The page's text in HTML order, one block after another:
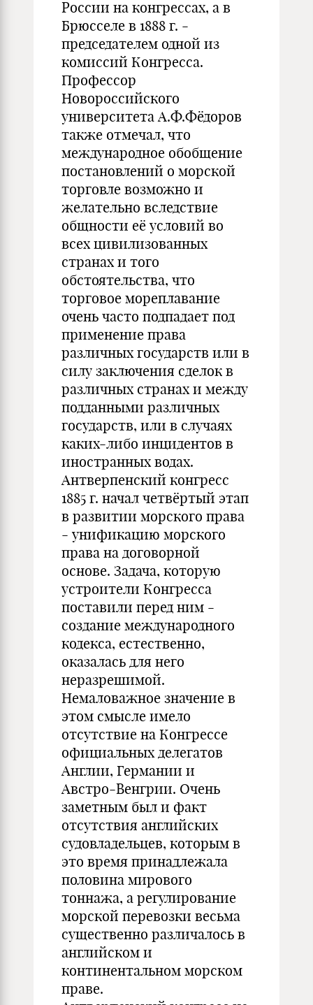
России на конгрессах, а в
Брюсселе в 1888 г. -
председателем одной из
комиссий Конгресса.
Профессор
Новороссийского
университета А.Ф.Фёдоров
также отмечал, что
международное обобщение
постановлений о морской
торговле возможно и
желательно вследствие
общности её условий во
всех цивилизованных
странах и того
обстоятельства, что
торговое мореплавание
очень часто подпадает под
применение права
различных государств или в
силу заключения сделок в
различных странах и между
подданными различных
государств, или в случаях
каких-либо инцидентов в
иностранных водах.
Антверпенский конгресс
1885 г. начал четвёртый этап
в развитии морского права
- унификацию морского
права на договорной
основе. Задача, которую
устроители Конгресса
поставили перед ним -
создание международного
кодекса, естественно,
оказалась для него
неразрешимой.
Немаловажное значение в
этом смысле имело
отсутствие на Конгрессе
официальных делегатов
Англии, Германии и
Австро-Венгрии. Очень
заметным был и факт
отсутствия английских
судовладельцев, которым в
это время принадлежала
половина мирового
тоннажа, а регулирование
морской перевозки весьма
существенно различалось в
английском и
континентальном морском
праве.